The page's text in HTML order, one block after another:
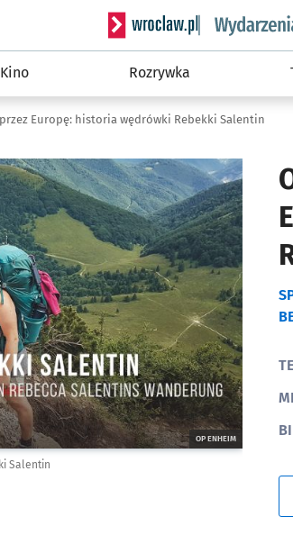
Serwis informacyjny
Kino Rozrywka
przez Europę: historia wędrówki Rebekki Salentin
OP ENHEIM
Salentin